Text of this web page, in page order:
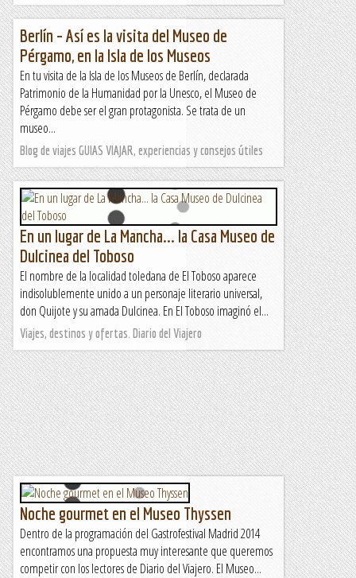
Berlín – Así es la visita del Museo de
Pérgamo, en la Isla de los Museos
En tu visita de la Isla de los Museos de Berlín, declarada
Patrimonio de la Humanidad por la Unesco, el Museo de
Pérgamo debe ser el gran protagonista. Se trata de un
museo...
Blog de viajes GUIAS VIAJAR, experiencias y consejos útiles
En un lugar de La Mancha... la Casa Museo de
Dulcinea del Toboso
El nombre de la localidad toledana de El Toboso aparece
indisolublemente unido a un personaje literario universal,
don Quijote y su amada Dulcinea. En El Toboso imaginó el...
Viajes, destinos y ofertas. Diario del Viajero
Noche gourmet en el Museo Thyssen
Dentro de la programación del Gastrofestival Madrid 2014
encontramos una propuesta muy interesante que queremos
competir con los lectores de Diario del Viajero. El Museo...